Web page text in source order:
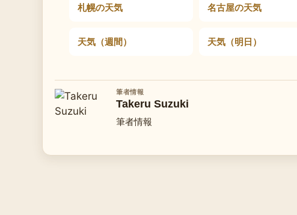
札幌の天気 名古屋の天気
天気（週間） 天気（明日）
筆者情報
Takeru Suzuki
筆者情報